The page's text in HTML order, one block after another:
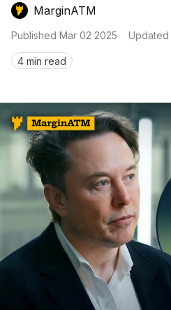
MarginATM
Published Mar 02 2025 Updated
4 min read